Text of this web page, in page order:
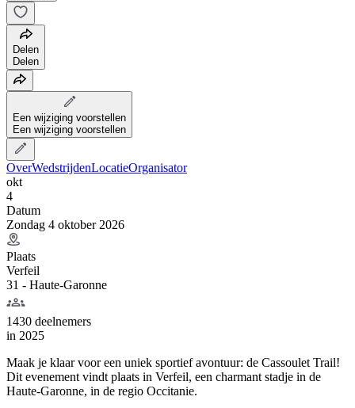
Delen
Delen
Een wijziging voorstellen
Een wijziging voorstellen
OverWedstrijdenLocatieOrganisator
okt
4
Datum
Zondag 4 oktober 2026
Plaats
Verfeil
31 - Haute-Garonne
1430 deelnemers
in 2025
Maak je klaar voor een uniek sportief avontuur: de Cassoulet Trail!
Dit evenement vindt plaats in Verfeil, een charmant stadje in de
Haute-Garonne, in de regio Occitanie.